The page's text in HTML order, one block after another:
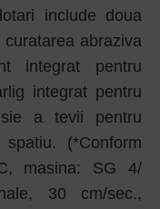
include doua
abraziva
integrat pentru
integrat pentru
a tevii pentru
(*Conform
masina: SG 4/
30 cm/sec.,